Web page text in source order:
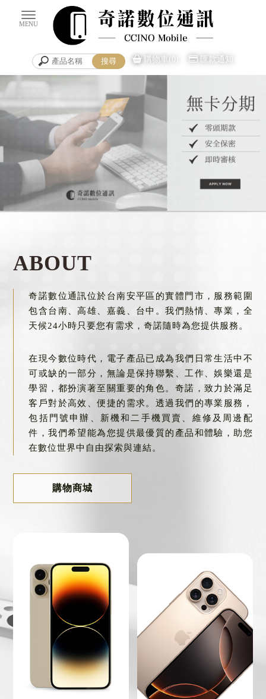
購物車(0) 匯款通知
安平區手機買賣
台南門號申辦
ABOUT
奇諾數位通訊位於台南安平區的實體門市，服務範圍
包含台南、高雄、嘉義、台中。我們熱情、專業，全
天候24小時只要您有需求，奇諾隨時為您提供服務。
在現今數位時代，電子產品已成為我們日常生活中不
可或缺的一部分，無論是保持聯繫、工作、娛樂還是
學習，都扮演著至關重要的角色。奇諾，致力於滿足
客戶對於高效、便捷的需求。透過我們的專業服務，
包括門號申辦、新機和二手機買賣、維修及周邊配
件，我們希望能為您提供最優質的產品和體驗，助您
在數位世界中自由探索與連結。
購物商城